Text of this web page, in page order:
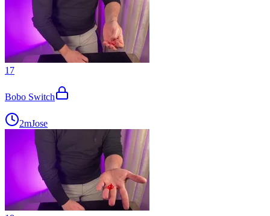
17
Bobo Switch
2mJose